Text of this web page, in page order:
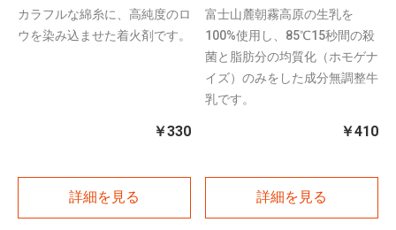
カラフルな綿糸に、高純度のロ
ウを染み込ませた着火剤です。
￥330
詳細を見る
富士山麓朝霧高原の生乳を
100%使用し、85℃15秒間の殺
菌と脂肪分の均質化（ホモゲナ
イズ）のみをした成分無調整牛
乳です。
￥410
詳細を見る